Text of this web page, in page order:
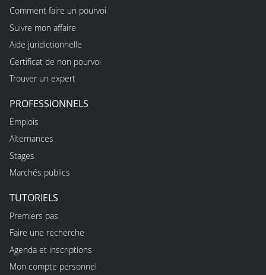
Comment faire un pourvoi
Suivre mon affaire
Aide juridictionnelle
Certificat de non pourvoi
Trouver un expert
PROFESSIONNELS
Emplois
Alternances
Stages
Marchés publics
TUTORIELS
Premiers pas
Faire une recherche
Agenda et inscriptions
Mon compte personnel